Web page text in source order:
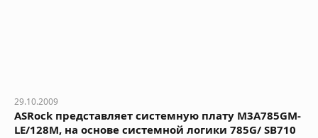
29.10.2009
ASRock представляет системную плату M3A785GM-
LE/128M, на основе системной логики 785G/ SB710